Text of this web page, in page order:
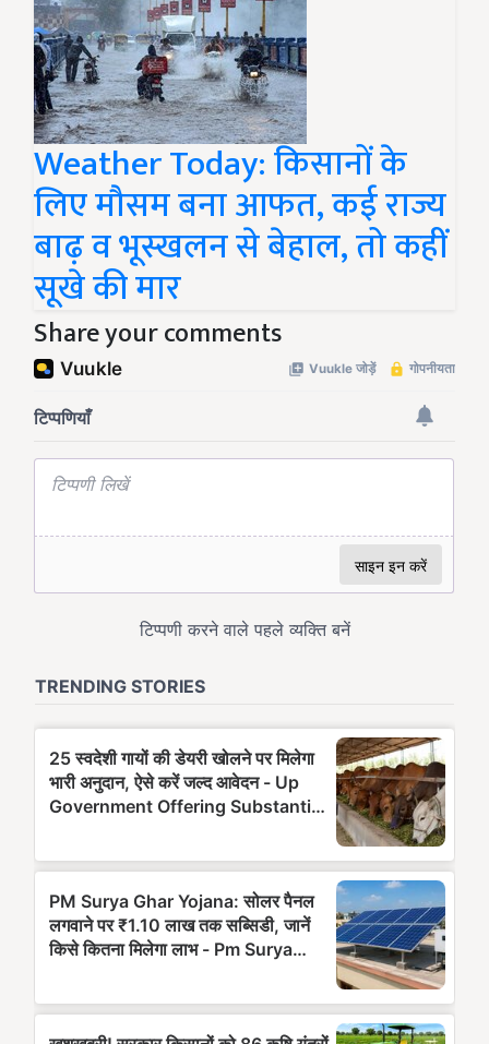
Weather Today: किसानों के
लिए मौसम बना आफत, कई राज्य
बाढ़ व भूस्खलन से बेहाल, तो कहीं
सूखे की मार
Share your comments